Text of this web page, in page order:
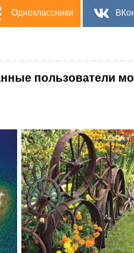
Одноклассники
пользователи